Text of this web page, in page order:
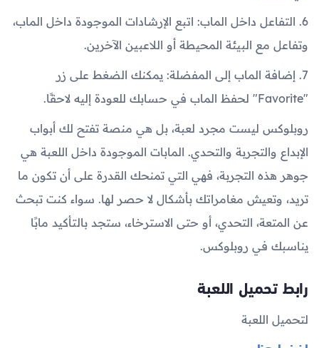
6. التفاعل داخل الماب: اتبع الإرشادات الموجودة داخل الماب،
وتفاعل مع البيئة المحيطة أو اللاعبين الآخرين.
7. إضافة الماب إلى المفضلة: يمكنك الضغط على زر
"Favorite" لحفظ الماب في حسابك للعودة إليه لاحقًا.
روبلوكس ليست مجرد لعبة، بل هي منصة تفتح لك أبواب
الإبداع والتجربة والتحدي. المابات الموجودة داخل اللعبة هي
جوهر هذه التجربة، فهي التي تمنحك القدرة على أن تكون ما
تريد، وتعيش مغامراتك بأشكال لا حصر لها. سواء كنت تبحث
عن المتعة، التحدي، أو حتى الاسترخاء، ستجد بالتأكيد مابًا
يناسبك في روبلوكس.
رابط تحميل اللعبة
لتحميل اللعبة